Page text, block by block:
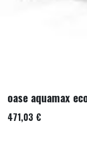
oase aquamax
471,03 €